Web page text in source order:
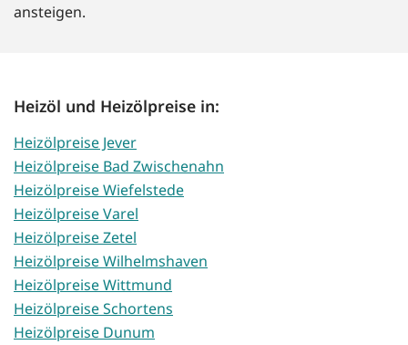
ansteigen.
Heizöl und Heizölpreise in:
Heizölpreise Jever
Heizölpreise Bad Zwischenahn
Heizölpreise Wiefelstede
Heizölpreise Varel
Heizölpreise Zetel
Heizölpreise Wilhelmshaven
Heizölpreise Wittmund
Heizölpreise Schortens
Heizölpreise Dunum